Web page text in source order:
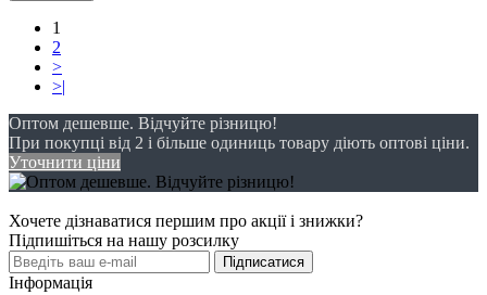
1
2
>
>|
Оптом дешевше. Відчуйте різницю!
При покупці від 2 і більше одиниць товару діють оптові ціни.
Уточнити ціни
Хочете дізнаватися першим про акції і знижки?
Підпишіться на нашу розсилку
Підписатися
Інформація